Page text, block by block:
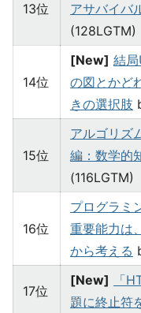
13位
アサバイバ
(128LGTM)
14位
[New] 結
の図とかど
きの選択肢
15位
アルゴリズ
編：数学的
(116LGTM)
16位
プログラミ
重要能力は
から考える
17位
[New]
「
題に終止符